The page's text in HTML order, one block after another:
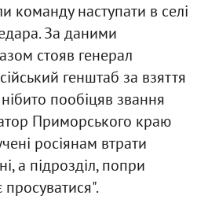
команду наступати в селі
За даними
стояв генерал
генштаб за взяття
пообіцяв звання
Приморського краю
росіянам втрати
а підрозділ, попри